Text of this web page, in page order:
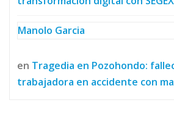
Manolo Garcia
en Tragedia en Pozohondo:
trabajadora en accidente con